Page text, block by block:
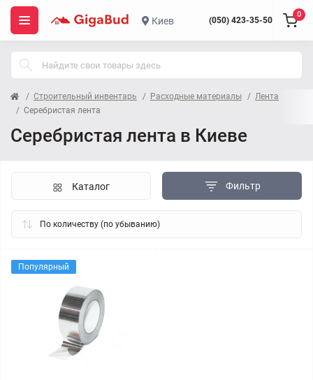
Киев (050) 423-35-50
0
Строительный инвентарь Расходные материалы
Лента
Серебристая лента
Серебристая лента в Киеве
Фильтр
Каталог
Популярный